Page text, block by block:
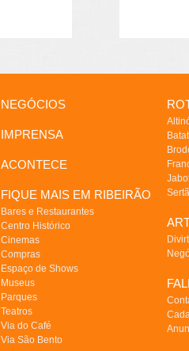
NEGÓCIOS
IMPRENSA
ACONTECE
FIQUE MAIS EM RIBEIRÃO
Bares e Restaurantes
Centro Histórico
Cinemas
Compras
Espaço de Shows
Museus
Parques
Teatros
Via do Café
Via São Bento